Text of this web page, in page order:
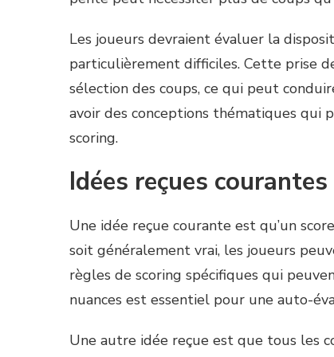
Les joueurs devraient évaluer la
particulièrement difficiles. Cette prise
sélection des coups, ce qui peut
avoir des conceptions thématiques qui
scoring.
Idées reçues
Une idée reçue courante est qu’un
soit généralement vrai, les joueurs
règles de scoring spécifiques qui
nuances est essentiel pour une auto-
Une autre idée reçue est que tous les